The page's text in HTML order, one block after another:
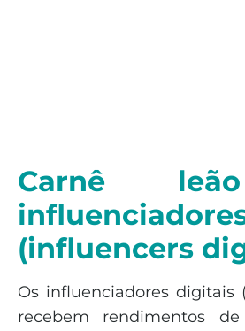
Carnê
(influencers
Os influenciadores digitais
recebem rendimentos de